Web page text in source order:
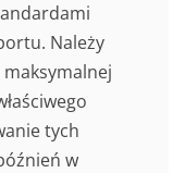
Należy
tych
w